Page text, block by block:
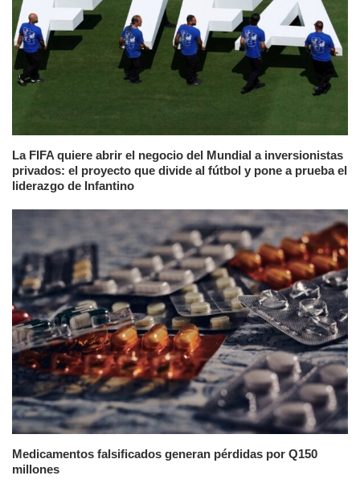
La FIFA quiere abrir el negocio del Mundial a inversionistas
privados: el proyecto que divide al fútbol y pone a prueba el
liderazgo de Infantino
Medicamentos falsificados generan pérdidas por Q150
millones